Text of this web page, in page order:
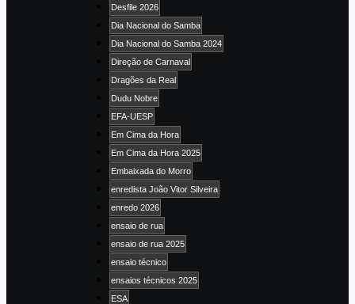
Desfile 2026
Dia Nacional do Samba
Dia Nacional do Samba 2024
Direção de Carnaval
Dragões da Real
Dudu Nobre
EFA-UESP
Em Cima da Hora
Em Cima da Hora 2025
Embaixada do Morro
enredista João Vitor Silveira
enredo 2026
ensaio de rua
ensaio de rua 2025
ensaio técnico
ensaios técnicos 2025
ESA